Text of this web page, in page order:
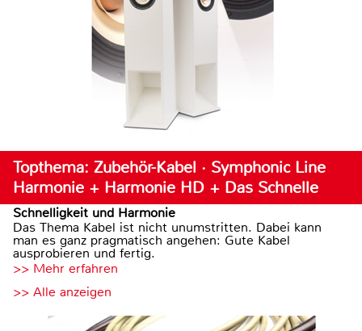
Topthema: Zubehör-Kabel · Symphonic Line
Harmonie + Harmonie HD + Das Schnelle
Schnelligkeit und Harmonie
Das Thema Kabel ist nicht unumstritten. Dabei kann
man es ganz pragmatisch angehen: Gute Kabel
ausprobieren und fertig.
>> Mehr erfahren
>> Alle anzeigen